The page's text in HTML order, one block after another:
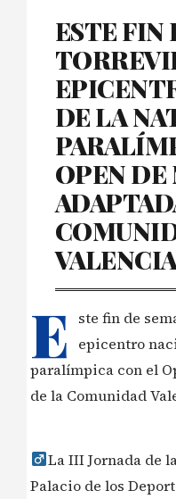
ESTE FIN
DE LA
OPEN DE
E
ste fin de
epicentro
paralímpica con el
de la Comunidad
La III Jornada de
Palacio de los